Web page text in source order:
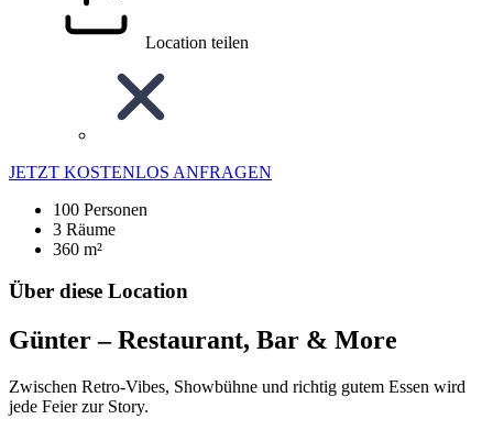
Location teilen
JETZT KOSTENLOS ANFRAGEN
100 Personen
3 Räume
360 m²
Über diese Location
Günter – Restaurant, Bar & More
Zwischen Retro-Vibes, Showbühne und richtig gutem Essen wird
jede Feier zur Story.